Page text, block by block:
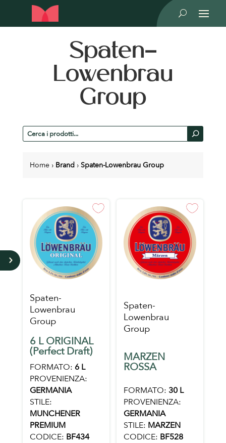
U
Spaten-
Lowenbrau
Group
Cerca
prodotti
U
Home › Brand › Spaten-Lowenbrau Group
5
Spaten-
Lowenbrau
Group
6 L ORIGINAL
(Perfect Draft)
FORMATO: 6 L
PROVENIENZA:
GERMANIA
STILE:
MUNCHENER
PREMIUM
CODICE: BF434
Spaten-
Lowenbrau
Group
MARZEN
ROSSA
FORMATO: 30 L
PROVENIENZA:
GERMANIA
STILE: MARZEN
CODICE: BF528